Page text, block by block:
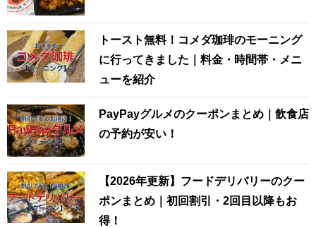
トースト無料！コメダ珈琲のモーニング
に行ってきました｜料金・時間帯・メニ
ューを紹介
PayPayグルメのクーポンまとめ｜飲食店
の予約が安い！
【2026年更新】フードデリバリーのクー
ポンまとめ｜初回割引・2回目以降もお
得！